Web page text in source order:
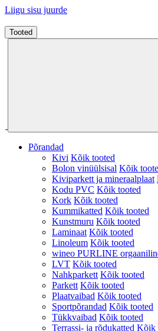
Liigu sisu juurde
Tooted
Põrandad
Kivi Kõik tooted
Bolon vinüülsisal Kõik
Kiviparkett ja mineraalplaat
Kodu PVC Kõik tooted
Kork Kõik tooted
Kummikatted Kõik tooted
Kunstmuru Kõik tooted
Laminaat Kõik tooted
Linoleum Kõik tooted
wineo PURLINE
LVT Kõik tooted
Nahkparkett Kõik tooted
Parkett Kõik tooted
Plaatvaibad Kõik tooted
Sportpõrandad Kõik tooted
Tükkvaibad Kõik tooted
Terrassi- ja rõdukatted Kõik